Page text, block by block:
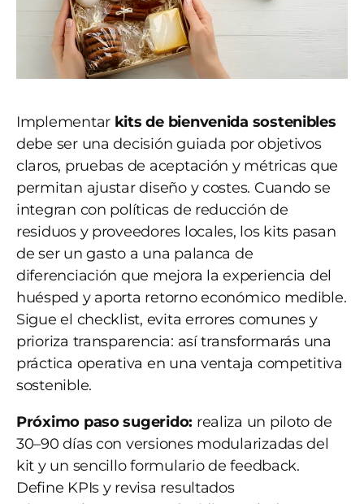
Implementar kits de bienvenida sostenibles
debe ser una decisión guiada por objetivos
claros, pruebas de aceptación y métricas que
permitan ajustar diseño y costes. Cuando se
integran con políticas de reducción de
residuos y proveedores locales, los kits pasan
de ser un gasto a una palanca de
diferenciación que mejora la experiencia del
huésped y aporta retorno económico medible.
Sigue el checklist, evita errores comunes y
prioriza transparencia: así transformarás una
práctica operativa en una ventaja competitiva
sostenible.
Próximo paso sugerido: realiza un piloto de
30–90 días con versiones modularizadas del
kit y un sencillo formulario de feedback.
Define KPIs y revisa resultados